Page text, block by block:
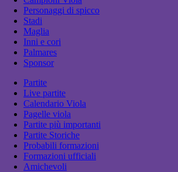
Personaggi di spicco
Stadi
Maglia
Inni e cori
Palmares
Sponsor
Partite
Live partite
Calendario Viola
Pagelle viola
Partite più importanti
Partite Storiche
Probabili formazioni
Formazioni ufficiali
Amichevoli